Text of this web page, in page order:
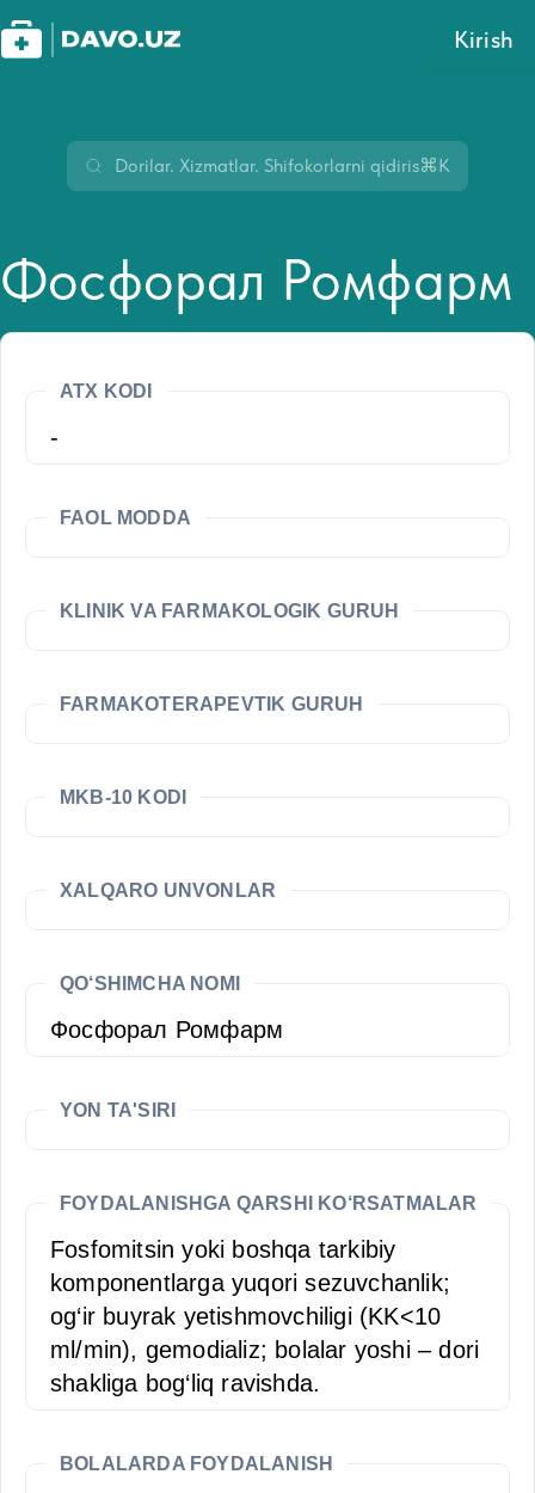
Kirish
⌘K
Фосфорал Ромфарм
ATX KODI
-
FAOL MODDA
KLINIK VA FARMAKOLOGIK GURUH
FARMAKOTERAPEVTIK GURUH
MKB-10 KODI
XALQARO UNVONLAR
QO‘SHIMCHA NOMI
Фосфорал Ромфарм
YON TA'SIRI
FOYDALANISHGA QARSHI KO‘RSATMALAR
Fosfomitsin yoki boshqa tarkibiy
komponentlarga yuqori sezuvchanlik;
og‘ir buyrak yetishmovchiligi (KK<10
ml/min), gemodializ; bolalar yoshi – dori
shakliga bog‘liq ravishda.
BOLALARDA FOYDALANISH